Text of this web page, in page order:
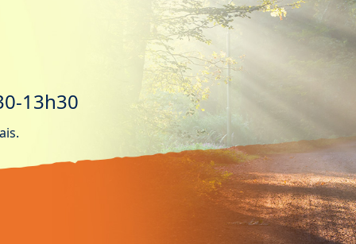
13h30